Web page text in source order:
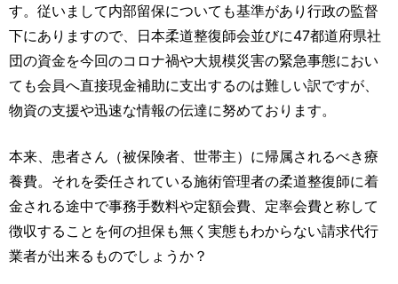
す。従いまして内部留保についても基準があり行政の監督
下にありますので、日本柔道整復師会並びに47都道府県社
団の資金を今回のコロナ禍や大規模災害の緊急事態におい
ても会員へ直接現金補助に支出するのは難しい訳ですが、
物資の支援や迅速な情報の伝達に努めております。
本来、患者さん（被保険者、世帯主）に帰属されるべき療
養費。それを委任されている施術管理者の柔道整復師に着
金される途中で事務手数料や定額会費、定率会費と称して
徴収することを何の担保も無く実態もわからない請求代行
業者が出来るものでしょうか？